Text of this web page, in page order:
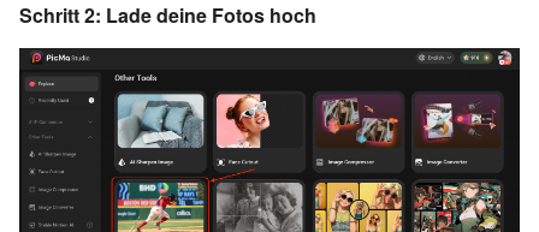
Schritt 2: Lade deine Fotos hoch